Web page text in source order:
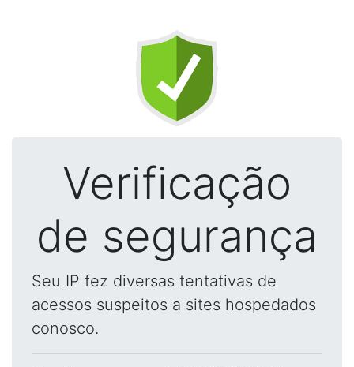
Verificação
de segurança
Seu IP fez diversas tentativas de
acessos suspeitos a sites hospedados
conosco.